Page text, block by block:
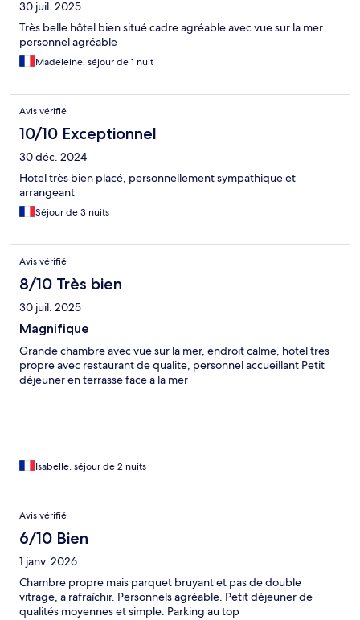
30 juil. 2025
Très belle hôtel bien situé cadre agréable avec vue sur la mer
personnel agréable
Madeleine, séjour de 1 nuit
Avis vérifié
10/10 Exceptionnel
30 déc. 2024
Hotel très bien placé, personnellement sympathique et
arrangeant
Séjour de 3 nuits
Avis vérifié
8/10 Très bien
30 juil. 2025
Magnifique
Grande chambre avec vue sur la mer, endroit calme, hotel tres
propre avec restaurant de qualite, personnel accueillant Petit
déjeuner en terrasse face a la mer
Isabelle, séjour de 2 nuits
Avis vérifié
6/10 Bien
1 janv. 2026
Chambre propre mais parquet bruyant et pas de double
vitrage, a rafraîchir. Personnels agréable. Petit déjeuner de
qualités moyennes et simple. Parking au top